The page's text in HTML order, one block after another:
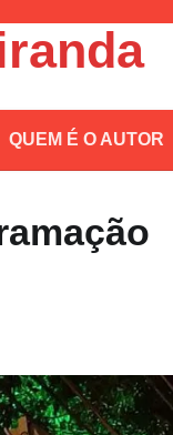
QUEM É O AUTOR